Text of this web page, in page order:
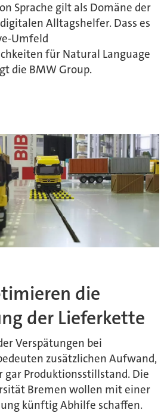
Sprache gilt als Domäne der
Alltagshelfer. Dass es
Umfeld
für Natural Language
die BMW Group.
die
der Lieferkette
Verspätungen bei
zusätzlichen Aufwand,
gar Produktionsstillstand. Die
Bremen wollen mit einer
künftig Abhilfe schaffen.